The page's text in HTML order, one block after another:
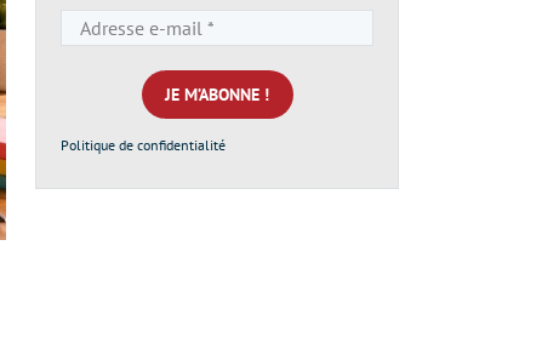
e-
mail
*
Politique de confidentialité